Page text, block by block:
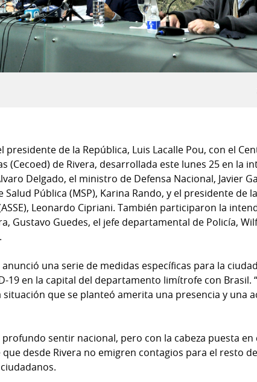
presidente de la República, Luis Lacalle Pou, con el
(Cecoed) de Rivera, desarrollada este lunes 25 en la
Delgado, el ministro de Defensa Nacional, Javier
Pública (MSP), Karina Rando, y el presidente de
Leonardo Cipriani. También participaron la
Gustavo Guedes, el jefe departamental de Policía,
una serie de medidas específicas para la
19 en la capital del departamento limítrofe con Brasil.
que se planteó amerita una presencia y una
sentir nacional, pero con la cabeza puesta
desde Rivera no emigren contagios para el resto